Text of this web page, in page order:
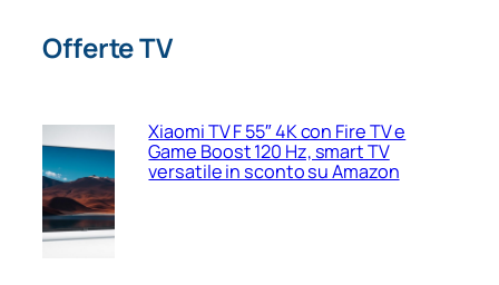
Offerte TV
Xiaomi TV F 55″ 4K con Fire TV e
Game Boost 120 Hz, smart TV
versatile in sconto su Amazon